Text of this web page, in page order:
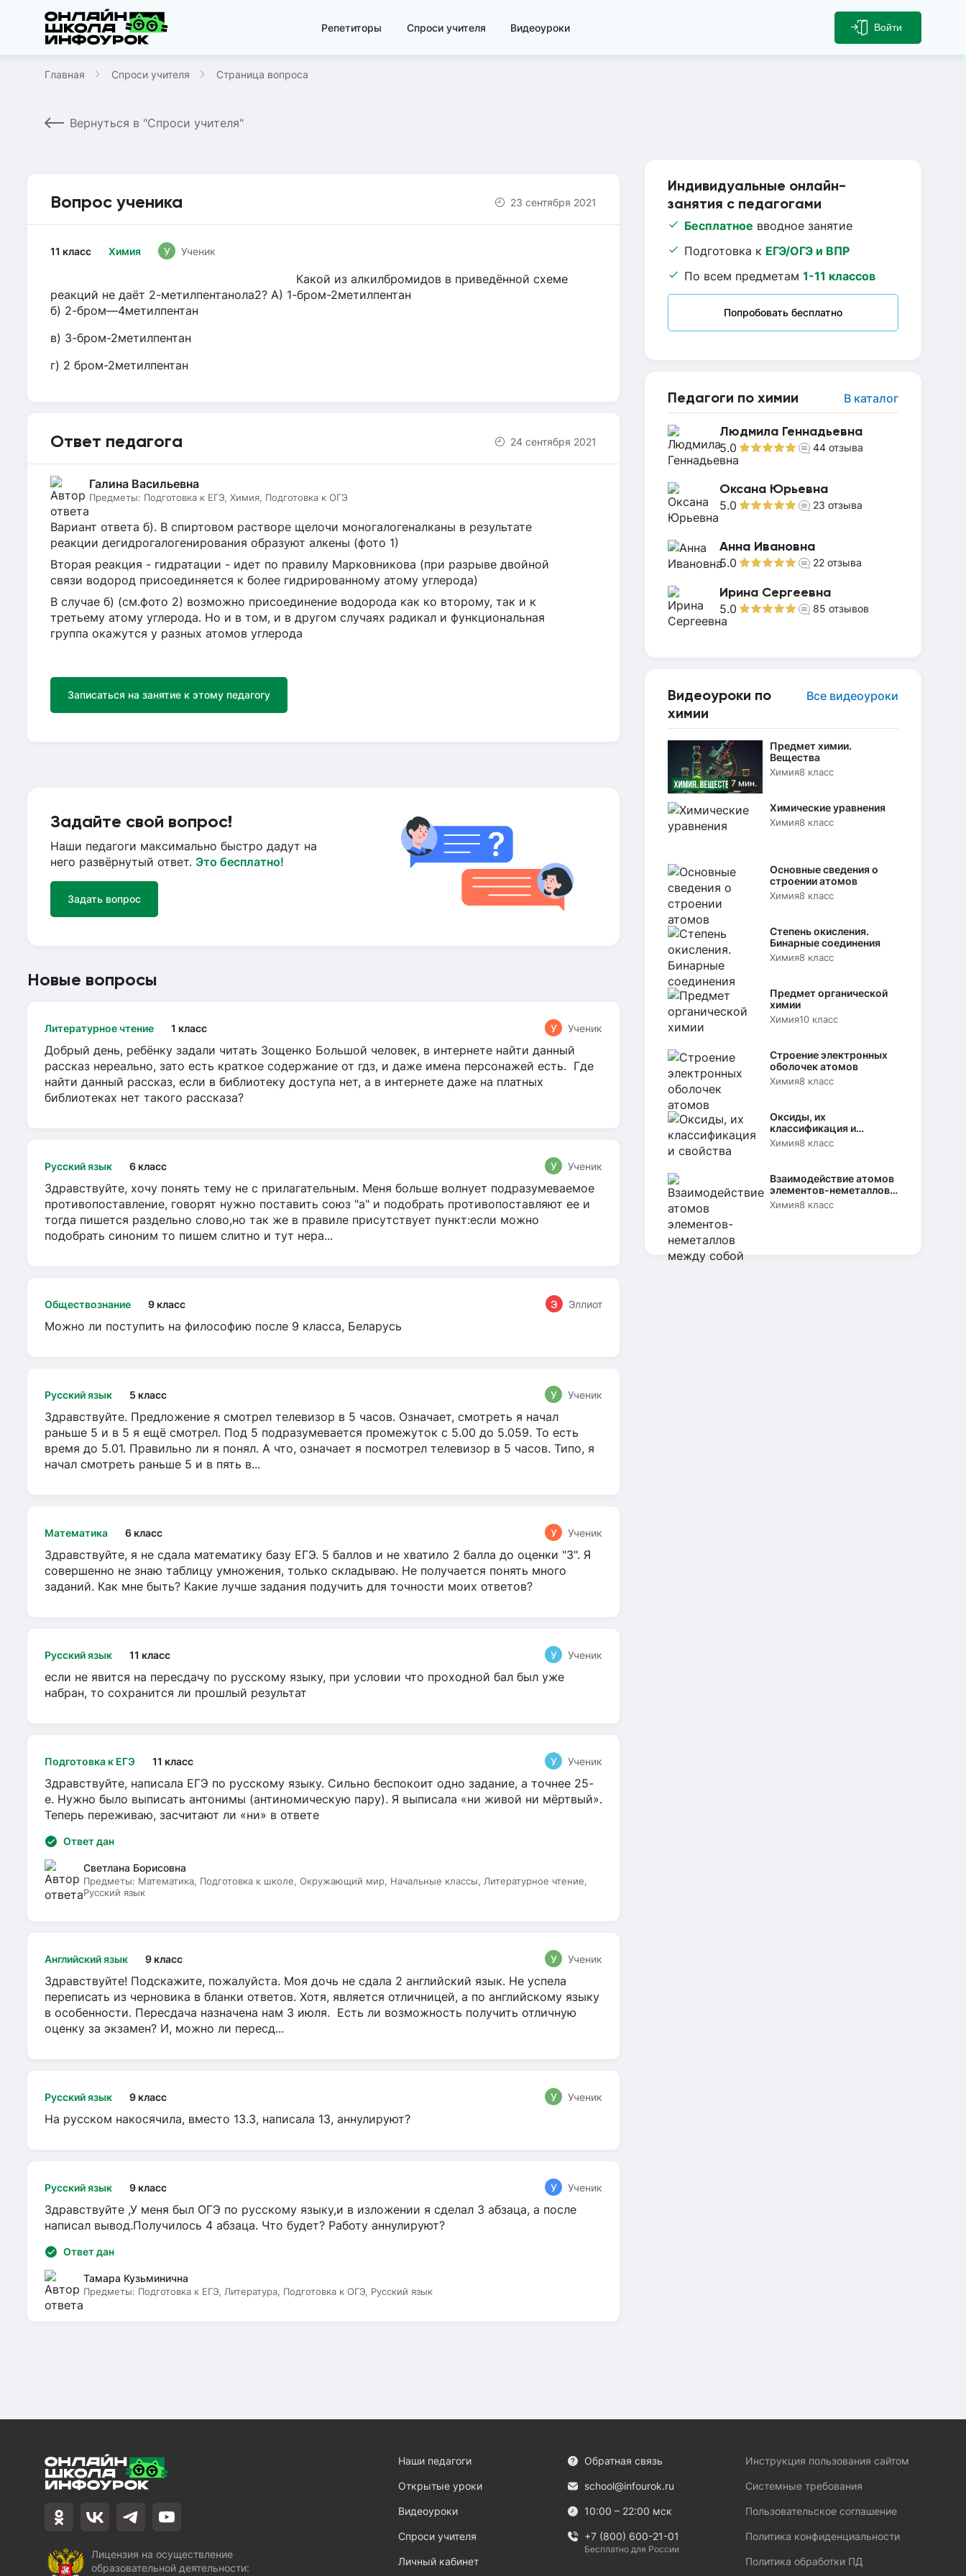
Репетиторы Спроси учителя Видеоуроки Войти
Главная Спроси учителя Страница вопроса
Вернуться в "Спроси учителя"
Индивидуальные онлайн-
занятия с педагогами
Бесплатное вводное занятие
Подготовка к ЕГЭ/ОГЭ и ВПР
По всем предметам 1-11 классов
Попробовать бесплатно
Педагоги по химии В каталог
Людмила Геннадьевна
5.0 44 отзыва
Оксана Юрьевна
5.0 23 отзыва
Анна Ивановна
5.0 22 отзыва
Ирина Сергеевна
5.0 85 отзывов
Видеоуроки по
химии
Все видеоуроки
7 мин.
Предмет химии.
Вещества
Химия8 класс
Химические уравнения
Химия8 класс
Основные сведения о
строении атомов
Химия8 класс
Степень окисления.
Бинарные соединения
Химия8 класс
Предмет органической
химии
Химия10 класс
Строение электронных
оболочек атомов
Химия8 класс
Оксиды, их
классификация и
свойства
Химия8 класс
Взаимодействие атомов
элементов-неметаллов
между собой
Химия8 класс
Вопрос ученика 23 сентября 2021
Химия
11 класс У Ученик
Какой из алкилбромидов в приведённой схеме
реакций не даёт 2-метилпентанола2? А) 1-бром-2метилпентан
б) 2-бром—4метилпентан
в) 3-бром-2метилпентан
г) 2 бром-2метилпентан
Ответ педагога 24 сентября 2021
Галина Васильевна
Предметы: Подготовка к ЕГЭ, Химия, Подготовка к ОГЭ
Вариант ответа б). В спиртовом растворе щелочи моногалогеналканы в результате
реакции дегидрогалогенирования образуют алкены (фото 1)
Вторая реакция - гидратации - идет по правилу Марковникова (при разрыве двойной
связи водород присоединяется к более гидрированному атому углерода)
В случае б) (см.фото 2) возможно присоединение водорода как ко второму, так и к
третьему атому углерода. Но и в том, и в другом случаях радикал и функциональная
группа окажутся у разных атомов углерода
Записаться на занятие к этому педагогу
Задайте свой вопрос!
Наши педагоги максимально быстро дадут на
него развёрнутый ответ. Это бесплатно!
Задать вопрос
Новые вопросы
Литературное чтение 1 класс У Ученик
Добрый день, ребёнку задали читать Зощенко Большой человек, в интернете найти данный
рассказ нереально, зато есть краткое содержание от гдз, и даже имена персонажей есть. Где
найти данный рассказ, если в библиотеку доступа нет, а в интернете даже на платных
библиотеках нет такого рассказа?
Русский язык 6 класс У Ученик
Здравствуйте, хочу понять тему не с прилагательным. Меня больше волнует подразумеваемое
противопоставление, говорят нужно поставить союз "а" и подобрать противопоставляют ее и
тогда пишется раздельно слово,но так же в правиле присутствует пункт:если можно
подобрать синоним то пишем слитно и тут нера...
Обществознание 9 класс Э Эллиот
Можно ли поступить на философию после 9 класса, Беларусь
Русский язык 5 класс У Ученик
Здравствуйте. Предложение я смотрел телевизор в 5 часов. Означает, смотреть я начал
раньше 5 и в 5 я ещё смотрел. Под 5 подразумевается промежуток с 5.00 до 5.059. То есть
время до 5.01. Правильно ли я понял. А что, означает я посмотрел телевизор в 5 часов. Типо, я
начал смотреть раньше 5 и в пять в...
Математика 6 класс У Ученик
Здравствуйте, я не сдала математику базу ЕГЭ. 5 баллов и не хватило 2 балла до оценки "3". Я
совершенно не знаю таблицу умножения, только складываю. Не получается понять много
заданий. Как мне быть? Какие лучше задания подучить для точности моих ответов?
Русский язык 11 класс У Ученик
если не явится на пересдачу по русскому языку, при условии что проходной бал был уже
набран, то сохранится ли прошлый результат
Подготовка к ЕГЭ 11 класс У Ученик
Здравствуйте, написала ЕГЭ по русскому языку. Сильно беспокоит одно задание, а точнее 25-
е. Нужно было выписать антонимы (антиномическую пару). Я выписала «ни живой ни мёртвый».
Теперь переживаю, засчитают ли «ни» в ответе
Ответ дан
Светлана Борисовна
Предметы: Математика, Подготовка к школе, Окружающий мир, Начальные классы, Литературное чтение,
Русский язык
Английский язык 9 класс У Ученик
Здравствуйте! Подскажите, пожалуйста. Моя дочь не сдала 2 английский язык. Не успела
переписать из черновика в бланки ответов. Хотя, является отличницей, а по английскому языку
в особенности. Пересдача назначена нам 3 июля. Есть ли возможность получить отличную
оценку за экзамен? И, можно ли пересд...
Русский язык 9 класс У Ученик
На русском накосячила, вместо 13.3, написала 13, аннулируют?
Русский язык 9 класс У Ученик
Здравствуйте ,У меня был ОГЭ по русскому языку,и в изложении я сделал 3 абзаца, а после
написал вывод.Получилось 4 абзаца. Что будет? Работу аннулируют?
Ответ дан
Тамара Кузьминична
Предметы: Подготовка к ЕГЭ, Литература, Подготовка к ОГЭ, Русский язык
Лицензия на осуществление
образовательной деятельности:
Наши педагоги
Открытые уроки
Видеоуроки
Спроси учителя
Личный кабинет
Обратная связь
school@infourok.ru
10:00 – 22:00 мск
+7 (800) 600-21-01
Бесплатно для России
Инструкция пользования сайтом
Системные требования
Пользовательское соглашение
Политика конфиденциальности
Политика обработки ПД